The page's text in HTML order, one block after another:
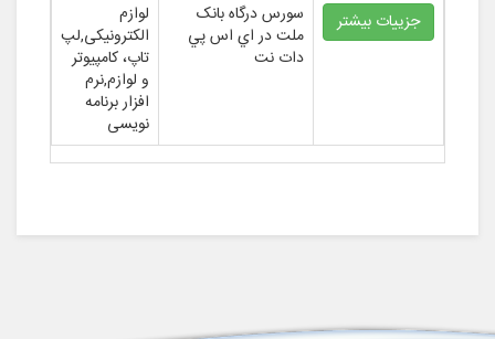
جزییات بیشتر
سورس درگاه بانک
ملت در اي اس پي
دات نت
لوازم
الکترونیکی,لپ
تاپ، کامپیوتر
و لوازم,نرم
افزار برنامه
نویسی